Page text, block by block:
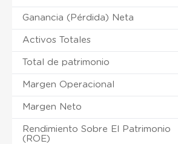
Ganancia (Pérdida) Neta
Activos Totales
Total de patrimonio
Margen Operacional
Margen Neto
Rendimiento Sobre El Patrimonio
(ROE)